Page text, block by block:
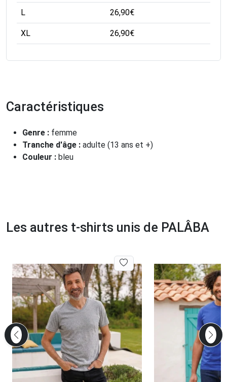
L 26,90€
XL 26,90€
Caractéristiques
Genre : femme
Tranche d'âge : adulte (13 ans et +)
Couleur : bleu
Les autres t-shirts unis de PALÂBA